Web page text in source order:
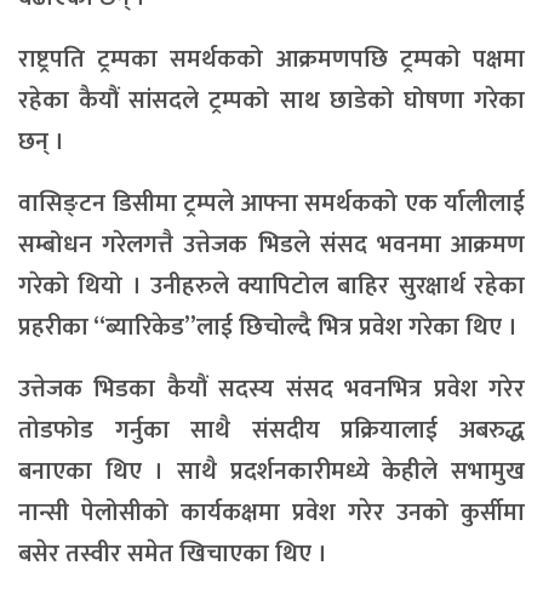
राष्ट्रपति ट्रम्पका समर्थकको आक्रमणपछि ट्रम्पको पक्षमा
रहेका कैयौं सांसदले ट्रम्पको साथ छाडेको घोषणा गरेका
छन् ।
वासिङ्टन डिसीमा ट्रम्पले आफ्ना समर्थकको एक र्यालीलाई
सम्बोधन गरेलगत्तै उत्तेजक भिडले संसद भवनमा आक्रमण
गरेको थियो । उनीहरुले क्यापिटोल बाहिर सुरक्षार्थ रहेका
प्रहरीका “ब्यारिकेड”लाई छिचोल्दै भित्र प्रवेश गरेका थिए ।
उत्तेजक भिडका कैयौं सदस्य संसद भवनभित्र प्रवेश गरेर
तोडफोड गर्नुका साथै संसदीय प्रक्रियालाई अबरुद्ध
बनाएका थिए । साथै प्रदर्शनकारीमध्ये केहीले सभामुख
नान्सी पेलोसीको कार्यकक्षमा प्रवेश गरेर उनको कुर्सीमा
बसेर तस्वीर समेत खिचाएका थिए ।